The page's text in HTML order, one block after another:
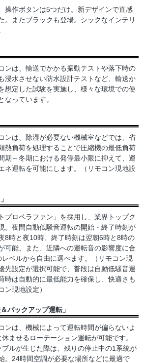
操作ボタンは5つだけ。新デザインで直感
。またブラックも登場。シックなインテリ
ンは、輸送でかかる振動テストや落下時の
浸水させない防水設計テストなど、輸送か
想定した試験を実施し、様々な環境での使
なっています。
ンは、除湿が必要ない機械室などでは、省
熱負荷を処理することで圧縮機の最低負荷
期～冬期における発停最小限に抑えて、運
ネ運転を可能にします。（リモコン現地設
プロペラファン」を採用し、業界トップク
。夜間自動低騒音運転の開始・終了時刻が
8時と夜10時、終了時刻は翌朝6時と8時の
可能、また、近隣への運転音の影響度に合
ベルから自由に選べます。（リモコン現
先設定が選択可能で、普段は自動低騒音運
時は自動的に最低能力を確保し、快適さも
ン現地設定）
バックアップ運転」
ンは、機械によって運転時間が偏らないよ
ませるローテーション運転が可能です。
ブルが生じた際は、残りの停止中の1系統が
。24時間空調が必要な場所などに最適で